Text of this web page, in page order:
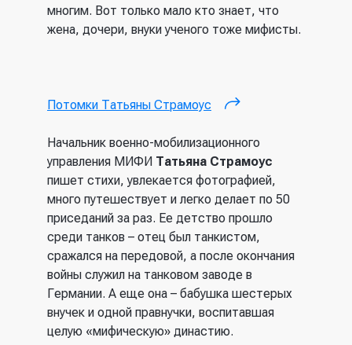
многим. Вот только мало кто знает, что
жена, дочери, внуки ученого тоже мифисты.
Потомки Татьяны Страмоус
(внешняя
Начальник военно-мобилизационного
управления МИФИ Татьяна Страмоус
пишет стихи, увлекается фотографией,
много путешествует и легко делает по 50
приседаний за раз. Ее детство прошло
среди танков – отец был танкистом,
сражался на передовой, а после окончания
войны служил на танковом заводе в
Германии. А еще она – бабушка шестерых
внучек и одной правнучки, воспитавшая
целую «мифическую» династию.